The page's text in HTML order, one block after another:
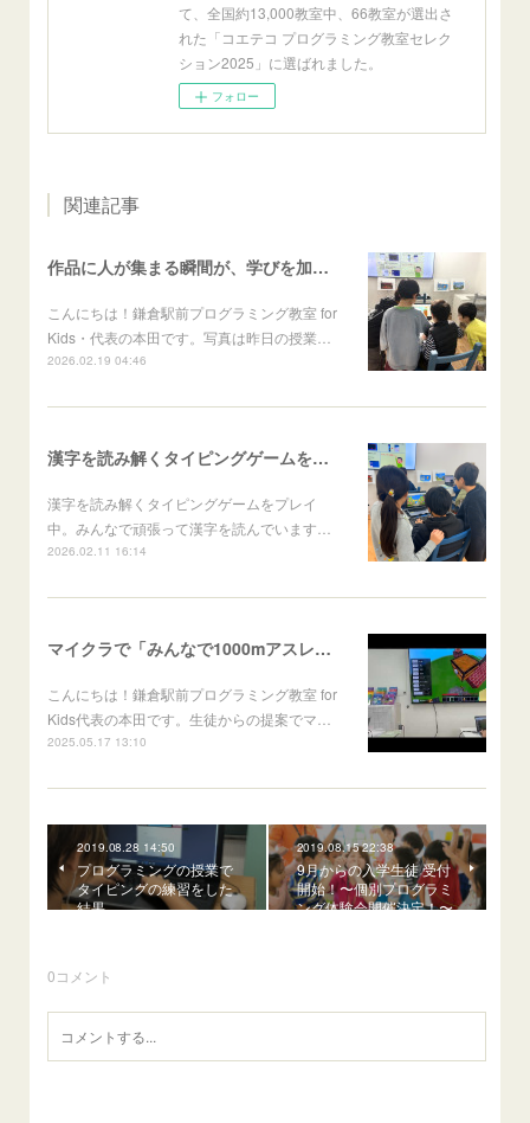
て、全国約13,000教室中、66教室が選出さ
れた「コエテコ プログラミング教室セレク
ション2025」に選ばれました。
フォロー
関連記事
作品に人が集まる瞬間が、学びを加速させる
こんにちは！鎌倉駅前プログラミング教室 for
Kids・代表の本田です。写真は昨日の授業…
2026.02.19 04:46
漢字を読み解くタイピングゲームをプレイ中
漢字を読み解くタイピングゲームをプレイ
中。みんなで頑張って漢字を読んでいます…
2026.02.11 16:14
マイクラで「みんなで1000mアスレチックを作ろう！」を行いました
こんにちは！鎌倉駅前プログラミング教室 for
Kids代表の本田です。生徒からの提案でマ…
2025.05.17 13:10
2019.08.28 14:50
プログラミングの授業で
タイピングの練習をした
結果
2019.08.15 22:38
9月からの入学生徒 受付
開始！〜個別プログラミ
ング体験会開催決定！〜
0コメント